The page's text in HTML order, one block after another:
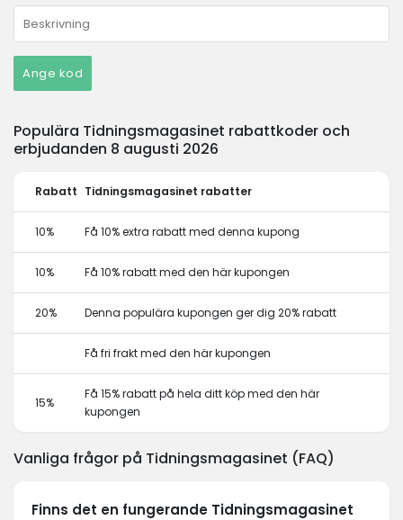
Ange kod
Populära Tidningsmagasinet rabattkoder och
erbjudanden 8 augusti 2026
Rabatt Tidningsmagasinet rabatter
10% Få 10% extra rabatt med denna kupong
10% Få 10% rabatt med den här kupongen
20% Denna populära kupongen ger dig 20% rabatt
Få fri frakt med den här kupongen
15%
Få 15% rabatt på hela ditt köp med den här
kupongen
Vanliga frågor på Tidningsmagasinet (FAQ)
Finns det en fungerande Tidningsmagasinet